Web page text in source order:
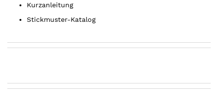
Kurzanleitung
Stickmuster-Katalog